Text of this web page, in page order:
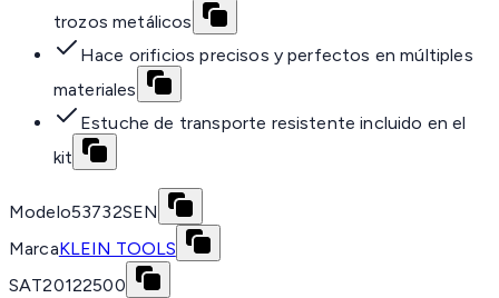
trozos metálicos
Hace orificios precisos y perfectos en múltiples
materiales
Estuche de transporte resistente incluido en el
kit
Modelo53732SEN
MarcaKLEIN TOOLS
SAT20122500